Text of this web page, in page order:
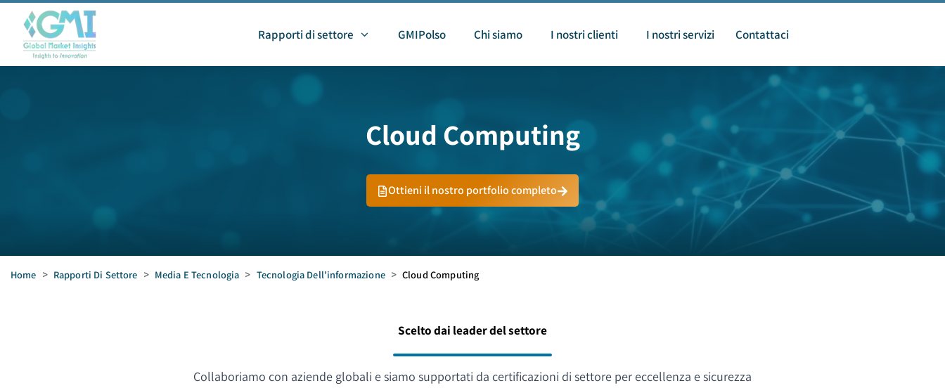
Rapporti di settore GMIPolso Chi siamo I nostri clienti I nostri servizi Contattaci
Cloud Computing
Ottieni il nostro portfolio completo
Home > Rapporti Di Settore > Media E Tecnologia > Tecnologia Dell'informazione > Cloud Computing
Scelto dai leader del settore
Collaboriamo con aziende globali e siamo supportati da certificazioni di settore per eccellenza e sicurezza